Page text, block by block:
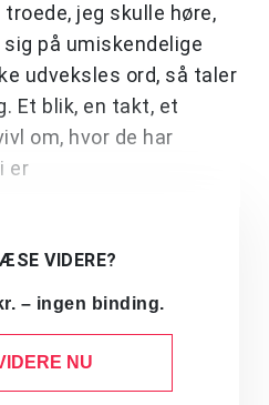
jeg skulle høre,
på umiskendelige
udveksles ord, så taler
Et blik, en takt, et
om, hvor de har
er
VIDERE?
– ingen binding.
NU